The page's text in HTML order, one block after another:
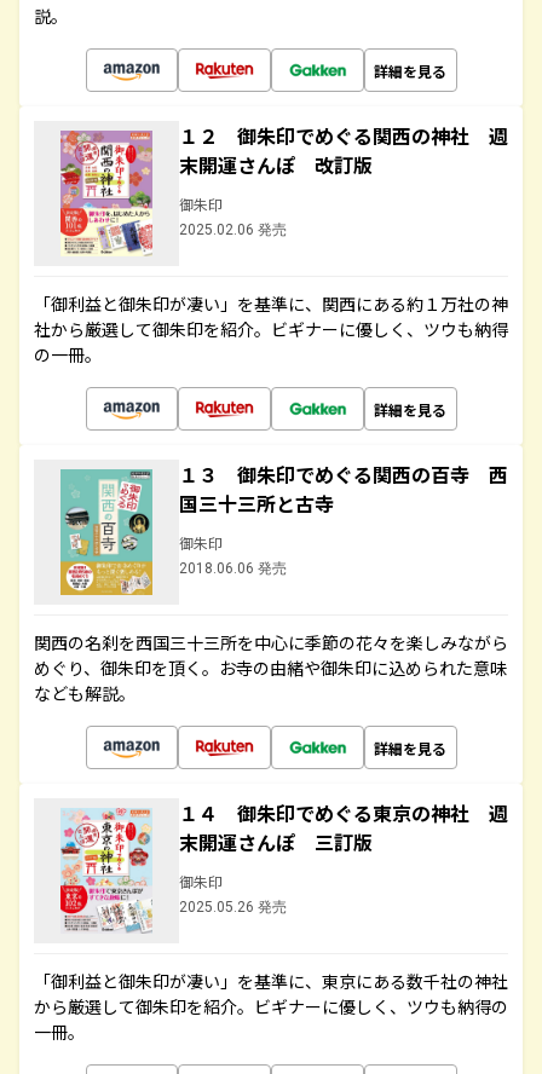
説。
詳細を見る
１２ 御朱印でめぐる関西の神社 週
末開運さんぽ 改訂版
御朱印
2025.02.06 発売
「御利益と御朱印が凄い」を基準に、関西にある約１万社の神
社から厳選して御朱印を紹介。ビギナーに優しく、ツウも納得
の一冊。
詳細を見る
１３ 御朱印でめぐる関西の百寺 西
国三十三所と古寺
御朱印
2018.06.06 発売
関西の名刹を西国三十三所を中心に季節の花々を楽しみながら
めぐり、御朱印を頂く。お寺の由緒や御朱印に込められた意味
なども解説。
詳細を見る
１４ 御朱印でめぐる東京の神社 週
末開運さんぽ 三訂版
御朱印
2025.05.26 発売
「御利益と御朱印が凄い」を基準に、東京にある数千社の神社
から厳選して御朱印を紹介。ビギナーに優しく、ツウも納得の
一冊。